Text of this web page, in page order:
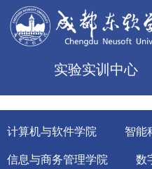
实验实训中心
计算机与软件学院 智能
信息与商务管理学院 数